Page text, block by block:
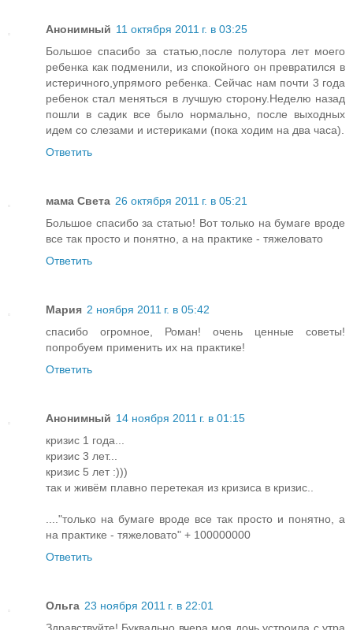
Анонимный 11 октября 2011 г. в 03:25
Большое спасибо за статью,после полутора лет моего
ребенка как подменили, из спокойного он превратился в
истеричного,упрямого ребенка. Сейчас нам почти 3 года
ребенок стал меняться в лучшую сторону.Неделю назад
пошли в садик все было нормально, после выходных
идем со слезами и истериками (пока ходим на два часа).
Ответить
мама Света 26 октября 2011 г. в 05:21
Большое спасибо за статью! Вот только на бумаге вроде
все так просто и понятно, а на практике - тяжеловато
Ответить
Мария 2 ноября 2011 г. в 05:42
спасибо огромное, Роман! очень ценные советы!
попробуем применить их на практике!
Ответить
Анонимный 14 ноября 2011 г. в 01:15
кризис 1 года...
кризис 3 лет...
кризис 5 лет :)))
так и живём плавно перетекая из кризиса в кризис..
...."только на бумаге вроде все так просто и понятно, а
на практике - тяжеловато" + 100000000
Ответить
Ольга 23 ноября 2011 г. в 22:01